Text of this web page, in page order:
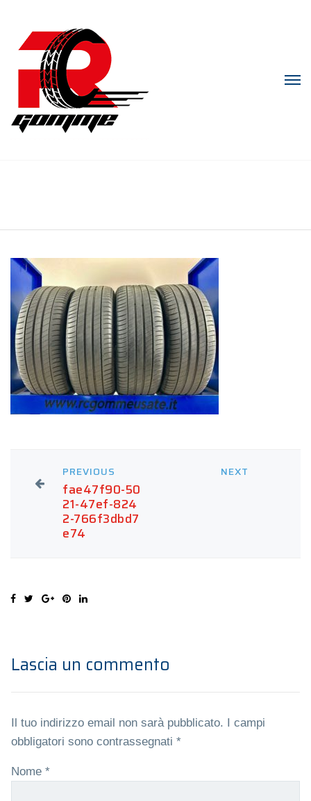
PREVIOUS
fae47f90-50
21-47ef-824
2-766f3dbd7
e74
NEXT
Lascia un commento
Il tuo indirizzo email non sarà pubblicato.
I campi
obbligatori sono contrassegnati *
Nome *